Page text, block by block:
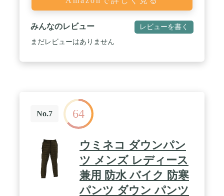
みんなのレビュー レビューを書く
まだレビューはありません
No.7 64
ウミネコ ダウンパン
ツ メンズ レディース
兼用 防水 バイク 防寒
パンツ ダウン パンツ